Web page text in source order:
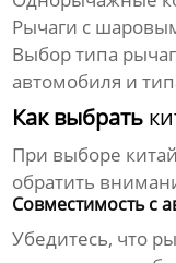
Рычаги с
Выбор типа
автомобиля и
Как выбрать
При выборе
обратить
Совместимость с
Убедитесь, что